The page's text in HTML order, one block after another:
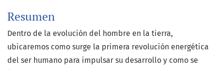
Resumen
Dentro de la evolución del hombre en la tierra,
ubicaremos como surge la primera revolución energética
del ser humano para impulsar su desarrollo y como se